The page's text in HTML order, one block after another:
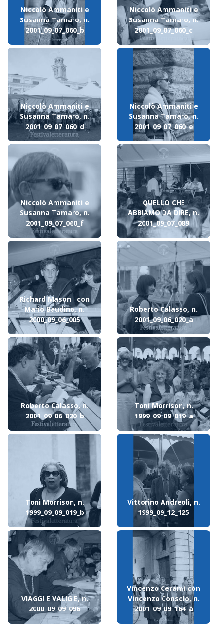
Niccolò Ammaniti e
Susanna Tamaro, n.
2001_09_07_060_b
Niccolò Ammaniti e
Susanna Tamaro, n.
2001_09_07_060_c
Niccolò Ammaniti e
Susanna Tamaro, n.
2001_09_07_060_d
Niccolò Ammaniti e
Susanna Tamaro, n.
2001_09_07_060_e
Niccolò Ammaniti e
Susanna Tamaro, n.
2001_09_07_060_f
QUELLO CHE
ABBIAMO DA DIRE, n.
2001_09_07_089
Richard Mason con
Mario Baudino, n.
2000_09_06_005
Roberto Calasso, n.
2001_09_06_020_a
Roberto Calasso, n.
2001_09_06_020_b
Toni Morrison, n.
1999_09_09_019_a
Toni Morrison, n.
1999_09_09_019_b
Vittorino Andreoli, n.
1999_09_12_125
VIAGGI E VALIGIE, n.
2000_09_09_096
Vincenzo Cerami con
Vincenzo Consolo, n.
2001_09_09_164_a